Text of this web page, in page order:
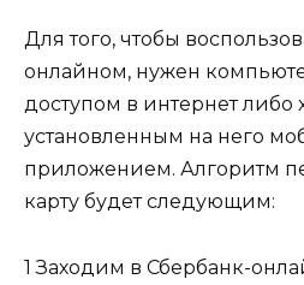
Для того, чтобы
онлайном, нужен
доступом в интернет либо
установленным на него
приложением. Алгоритм
карту будет следующим:
1 Заходим в Сбербанк-